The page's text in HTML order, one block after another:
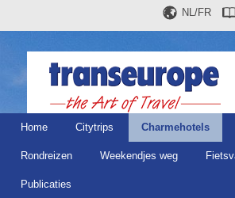
NL/FR
Home Citytrips Charmehotels
Rondreizen Weekendjes weg
Publicaties